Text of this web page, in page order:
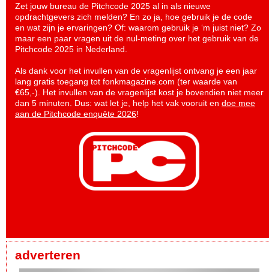
Zet jouw bureau de Pitchcode 2025 al in als nieuwe
opdrachtgevers zich melden? En zo ja, hoe gebruik je de code
en wat zijn je ervaringen? Of: waarom gebruik je ‘m juist niet? Zo
maar een paar vragen uit de nul-meting over het gebruik van de
Pitchcode 2025 in Nederland.
Als dank voor het invullen van de vragenlijst ontvang je een jaar
lang gratis toegang tot fonkmagazine.com (ter waarde van
€65,-). Het invullen van de vragenlijst kost je bovendien niet meer
dan 5 minuten. Dus: wat let je, help het vak vooruit en doe mee
aan de Pitchcode enquête 2026!
adverteren